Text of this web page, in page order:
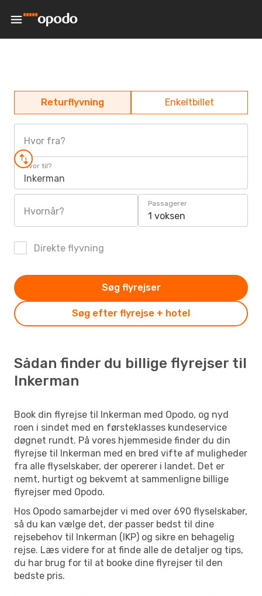
Returflyvning Enkeltbillet
Hvor fra?
Hvor til?
Inkerman
Hvornår?
Passagerer
1 voksen
Direkte flyvning
Søg efter flyrejse + hotel
Søg flyrejser
Sådan finder du billige flyrejser til
Inkerman
Book din flyrejse til Inkerman med Opodo, og nyd
roen i sindet med en førsteklasses kundeservice
døgnet rundt. På vores hjemmeside finder du din
flyrejse til Inkerman med en bred vifte af muligheder
fra alle flyselskaber, der opererer i landet. Det er
nemt, hurtigt og bekvemt at sammenligne billige
flyrejser med Opodo.
Hos Opodo samarbejder vi med over 690 flyselskaber,
så du kan vælge det, der passer bedst til dine
rejsebehov til Inkerman (IKP) og sikre en behagelig
rejse. Læs videre for at finde alle de detaljer og tips,
du har brug for til at booke dine flyrejser til den
bedste pris.